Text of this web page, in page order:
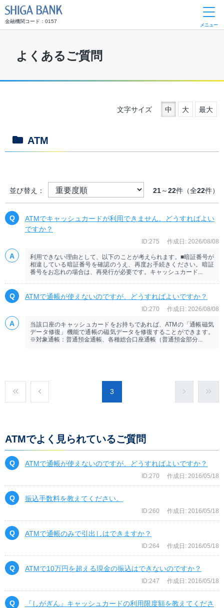
金融機関コード：0157
メニュー
よくあるご質問
文字サイズ 中 大 最大
ATM
並び替え： 21～22件（全22件）
ATMでキャッシュカードが利用できません。どうすればよい
ですか？
ID:275 作成日: 2026/08/08
利用できない理由として、以下のことが考えられます。■暗証番号が
相違している暗証番号を確認のうえ、再度お手続きください。暗証
番号をお忘れの場合は、再発行が必要です。キャッシュカード...
ATMで通帳が使えないのですが、どうすればよいですか？
ID:270 作成日: 2026/08/08
当該口座のキャッシュカードをお持ちであれば、ATMの「通帳磁気
データ修復」機能で通帳の磁気データを修復することができます。
※対象通帳：普通預金通帳、各種総合口座通帳（普通預金部分...
3
ATMでよく見られているご質問
ATMで通帳が使えないのですが、どうすればよいですか？
ID:270 作成日: 2016/05/18
振込手数料を教えてください。
ID:260 作成日: 2016/05/18
ATMで通帳のみで引出しはできますか？
ID:264 作成日: 2016/05/18
ATMで10万円を超える現金の振込はできないのですか？
ID:247 作成日: 2016/05/18
『しがぎん』キャッシュカードの利用限度額を教えてくださ